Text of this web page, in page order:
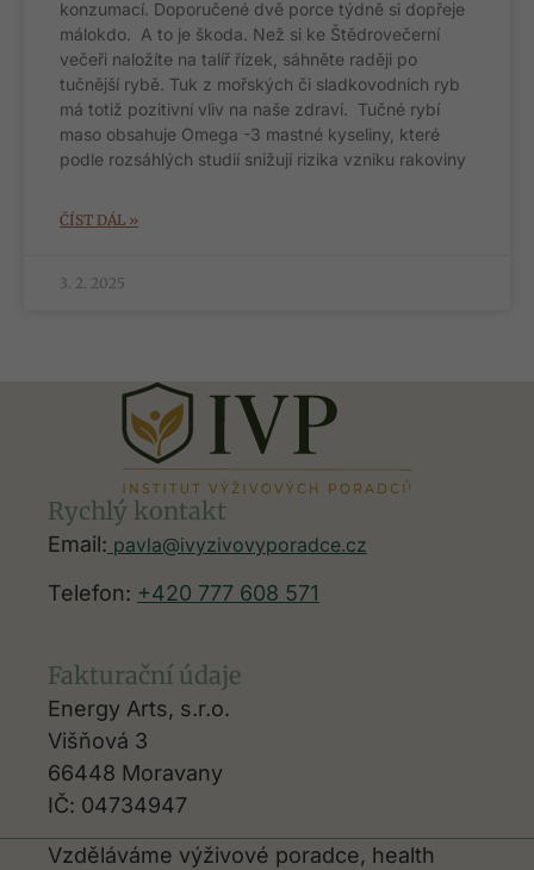
konzumací. Doporučené dvě porce týdně si dopřeje
málokdo. A to je škoda. Než si ke Štědrovečerní
večeři naložíte na talíř řízek, sáhněte raději po
tučnější rybě. Tuk z mořských či sladkovodních ryb
má totiž pozitivní vliv na naše zdraví. Tučné rybí
maso obsahuje Omega -3 mastné kyseliny, které
podle rozsáhlých studií snižují rizika vzniku rakoviny
ČÍST DÁL »
3. 2. 2025
Rychlý kontakt
Email: pavla@ivyzivovyporadce.cz
Telefon: +420 777 608 571
Fakturační údaje
Energy Arts, s.r.o.
Višňová 3
66448 Moravany
IČ: 04734947
Vzděláváme výživové poradce, health